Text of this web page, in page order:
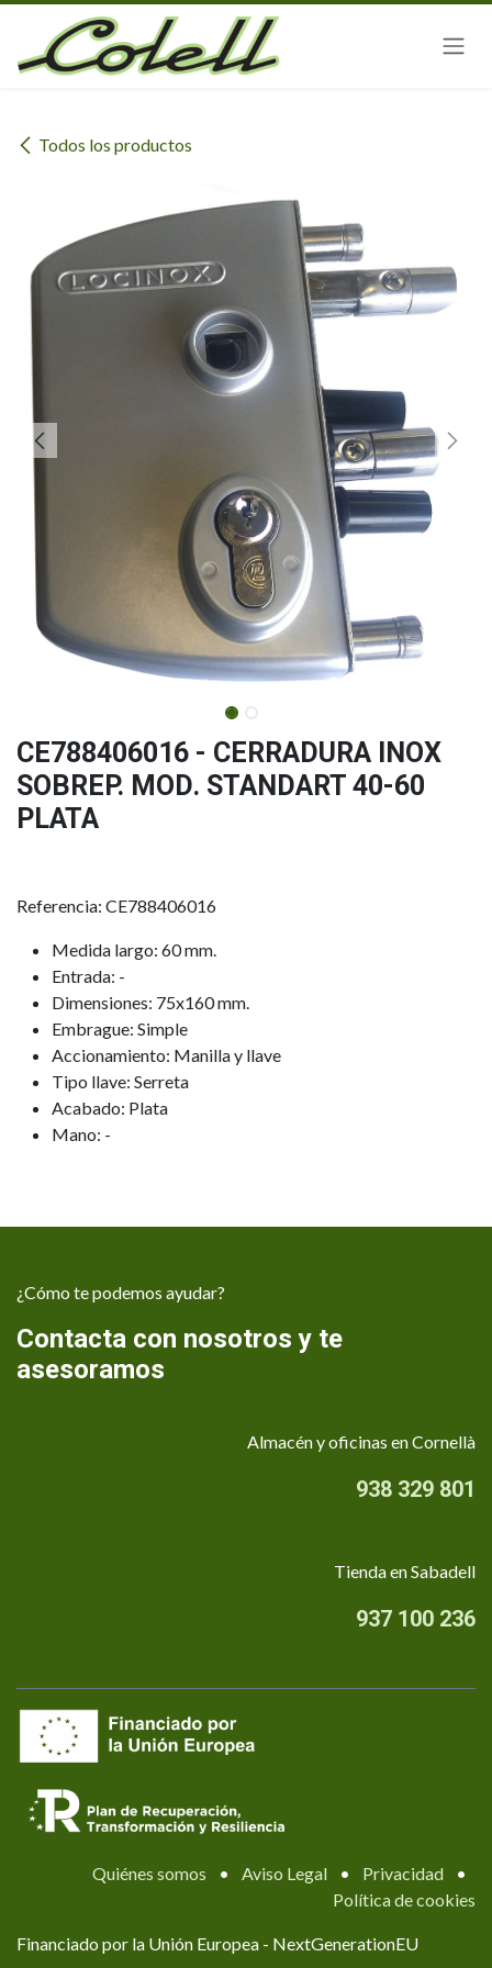
Ir al contenido
Todos los productos
CE788406016 - CERRADURA INOX
SOBREP. MOD. STANDART 40-60
PLATA
Referencia: CE788406016
Medida largo: 60 mm.
Entrada: -
Dimensiones: 75x160 mm.
Embrague: Simple
Accionamiento: Manilla y llave
Tipo llave: Serreta
Acabado: Plata
Mano: -
¿Cómo te podemos ayudar?
Contacta con nosotros y te
asesoramos
Almacén y oficinas en Cornellà
938 329 801
Tienda en Sabadell
937 100 236
Quiénes somos • Aviso Legal • Privacidad
•
Política de cookies
Financiado por la Unión Europea - NextGenerationEU